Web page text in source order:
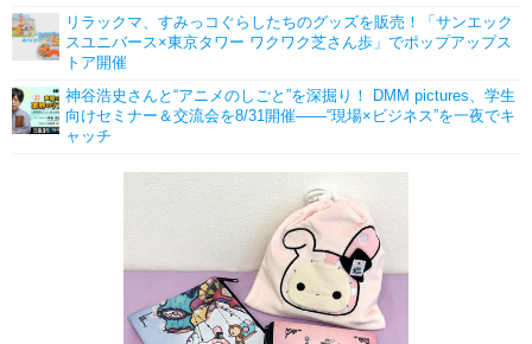
リラックマ、すみっコぐらしたちのグッズを販売！「サンエック
スユニバース×東京タワー ワクワク芝さん歩」でポップアップス
トア開催
神谷浩史さんと“アニメのしごと”を深掘り！ DMM pictures、学生
向けセミナー＆交流会を8/31開催――“現場×ビジネス”を一夜でキ
ャッチ